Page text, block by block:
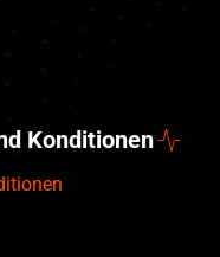
Konditionen